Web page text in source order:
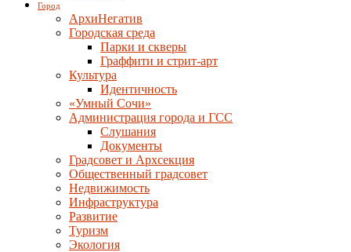
Город
АрхиНегатив
Городская среда
Парки и скверы
Граффити и стрит-арт
Культура
Идентичность
«Умный Сочи»
Администрация города и ГСС
Слушания
Документы
Градсовет и Архсекция
Общественный градсовет
Недвижимость
Инфраструктура
Развитие
Туризм
Экология